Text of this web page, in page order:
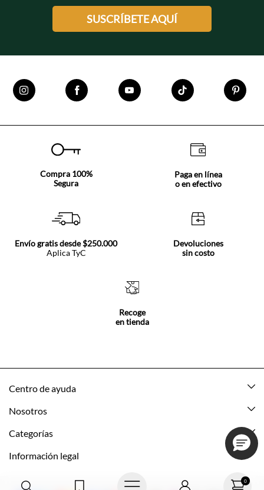
0
SUSCRÍBETE AQUÍ
Compra 100%
Segura
Paga en línea
o en efectivo
Envío gratis desde $250.000
Aplica TyC
Devoluciones
sin costo
Recoge
en tienda
Centro de ayuda
Mis pedidos
Cómo comprar
Nosotros
Acerca de Tennis
Categorías
Nuevo
Información legal